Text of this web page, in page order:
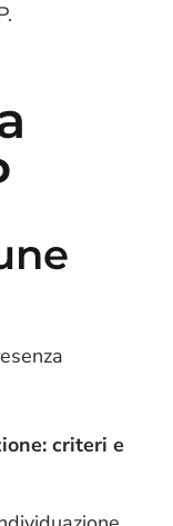
criteri e